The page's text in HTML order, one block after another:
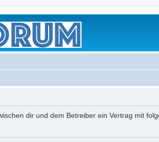
dir und dem Betreiber ein Vertrag mit